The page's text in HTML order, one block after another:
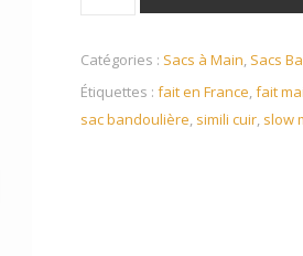
Catégories : Sacs à Main, Sacs
Étiquettes : fait en France,fait
sac bandoulière, simili cuir, slow